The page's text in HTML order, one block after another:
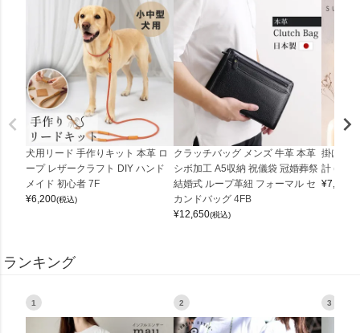
犬用リード 手作りキット 本革 ロ
ープ レザークラフト DIY ハンド
メイド 初心者 7F
¥6,200(税込)
クラッチバッグ メンズ 牛革 本革
シボ加工 A5収納 祝儀袋 冠婚葬祭
結婚式 ループ革紐 フォーマル セ
カンドバッグ 4FB
¥12,650(税込)
掛け時
計
¥7,150
ランキング
1 2 3